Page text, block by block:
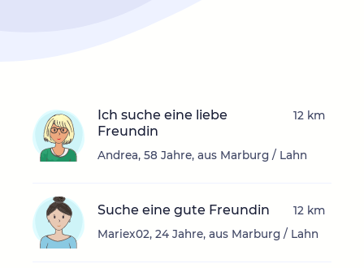
Ich suche eine liebe
Freundin
Andrea, 58 Jahre, aus Marburg / Lahn
12 km
Suche eine gute Freundin
Mariex02, 24 Jahre, aus Marburg / Lahn
12 km